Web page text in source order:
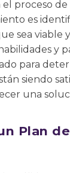
proceso de
es
sea viable
y
para
siendo
una
Plan de